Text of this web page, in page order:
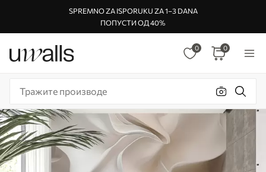
SPREMNO ZA ISPORUKU ZA 1–3 DANA
ПОПУСТИ ОД 40%
0 0